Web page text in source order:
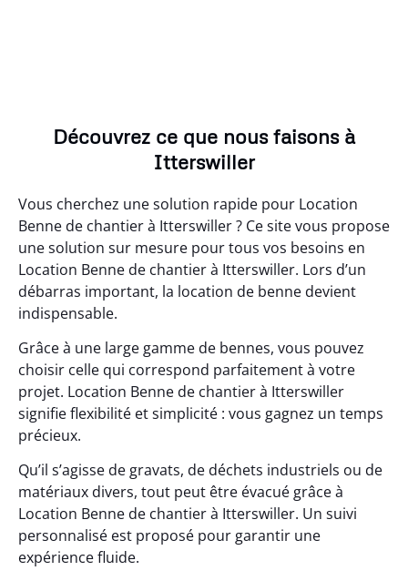
Découvrez ce que nous faisons à
Itterswiller
Vous cherchez une solution rapide pour Location
Benne de chantier à Itterswiller ? Ce site vous propose
une solution sur mesure pour tous vos besoins en
Location Benne de chantier à Itterswiller. Lors d’un
débarras important, la location de benne devient
indispensable.
Grâce à une large gamme de bennes, vous pouvez
choisir celle qui correspond parfaitement à votre
projet. Location Benne de chantier à Itterswiller
signifie flexibilité et simplicité : vous gagnez un temps
précieux.
Qu’il s’agisse de gravats, de déchets industriels ou de
matériaux divers, tout peut être évacué grâce à
Location Benne de chantier à Itterswiller. Un suivi
personnalisé est proposé pour garantir une
expérience fluide.